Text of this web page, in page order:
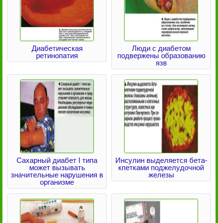
Диабетическая
ретинопатия
Люди с диабетом
подвержены образованию
язв
Сахарный диабет I типа
может вызывать
значительные нарушения в
организме
Инсулин выделяется бета-
кпетками поджелудочной
железы